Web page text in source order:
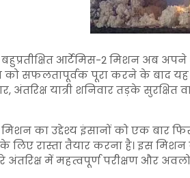
आर्टेमिस-2 मिशन अब
को सफलतापूर्वक पूरा करने के बाद यह
अंतरिक्ष यात्री शनिवार तड़के
मिशन का उद्देश्य इंसानों को एक बार
लिए रास्ता तैयार करना है। इस मिशन
अंतरिक्ष में महत्वपूर्ण परीक्षण और